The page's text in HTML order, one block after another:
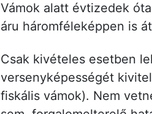
Vámok alatt évtizedek
áru háromféleképpen is
Csak kivételes esetben
versenyképességét
fiskális vámok). Nem